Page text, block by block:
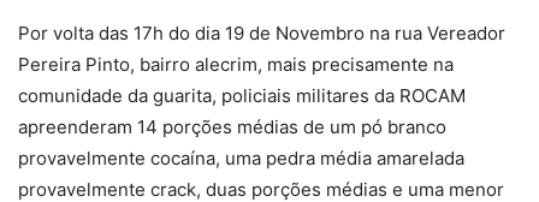
Por volta das 17h do dia 19 de Novembro na rua Vereador
Pereira Pinto, bairro alecrim, mais precisamente na
comunidade da guarita, policiais militares da ROCAM
apreenderam 14 porções médias de um pó branco
provavelmente cocaína, uma pedra média amarelada
provavelmente crack, duas porções médias e uma menor